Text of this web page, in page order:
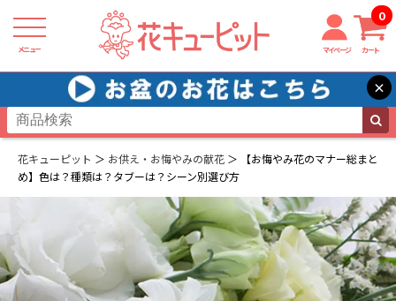
メニュー マイページ カート
0
×
花キューピット お供え・お悔やみの献花
【お悔やみ花のマナー総まと
め】色は？種類は？タブーは？シーン別選び方